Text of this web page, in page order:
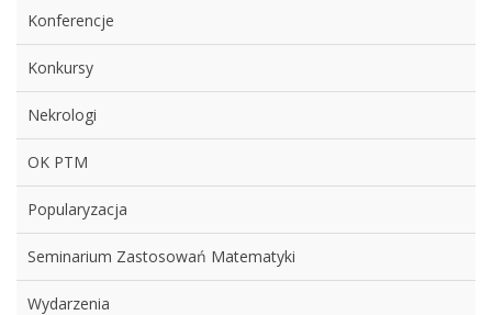
Konferencje
Konkursy
Nekrologi
OK PTM
Popularyzacja
Seminarium Zastosowań Matematyki
Wydarzenia